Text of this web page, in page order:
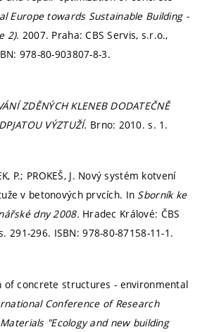
Europe towards Sustainable Building -
2). 2007. Praha: CBS Servis, s.r.o.,
978-80-903807-8-3.
ZDĚNÝCH KLENEB DODATEČNĚ
VÝZTUŽÍ. Brno: 2010.s. 1.
P.; PROKEŠ, J. Nový systém kotvení
v betonových prvcích. In Sborník ke
dny 2008. Hradec Králové: ČBS
291-296. ISBN: 978-80-87158-11-1.
of concrete structures - environmental
Conference of Research
"Ecology and new building